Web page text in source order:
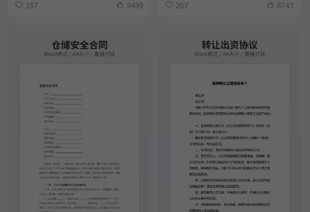
157 9499 207 8743